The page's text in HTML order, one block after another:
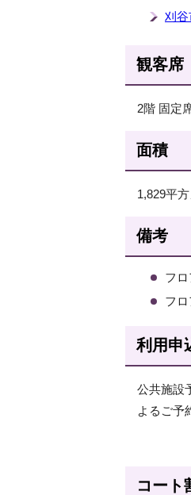
刈
観客席
2階 固定
面積
1,829平
備考
フ
フ
利用申
公共施設
よるご予
コート